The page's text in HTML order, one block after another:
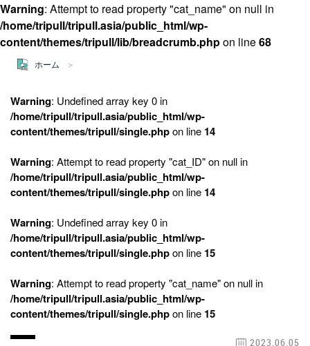
Warning: Attempt to read property "cat_name" on null in
/home/tripull/tripull.asia/public_html/wp-
content/themes/tripull/lib/breadcrumb.phpon line68
ホーム
Warning: Undefined array key 0 in
/home/tripull/tripull.asia/public_html/wp-
content/themes/tripull/single.phpon line 14
Warning: Attempt to read property "cat_ID" on null in
/home/tripull/tripull.asia/public_html/wp-
content/themes/tripull/single.phpon line 14
Warning: Undefined array key 0 in
/home/tripull/tripull.asia/public_html/wp-
content/themes/tripull/single.phpon line 15
Warning: Attempt to read property "cat_name" on null in
/home/tripull/tripull.asia/public_html/wp-
content/themes/tripull/single.phpon line 15
2023.06.05